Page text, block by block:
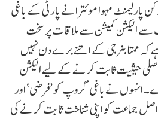
پارلیمنٹ مہوا موئترا نے پارٹی کے باغی
سے الیکشن کمیشن سے ملاقات پر سخت
کہ ممتا بنرجی کے اتنے برے دن نہیں
حیثیت ثابت کرنے کے لیے الیکشن
انہوں نے باغی گروپ کو ’فرضی‘ اور
اصل جماعت کو اپنی شناخت ثابت کرنے کی